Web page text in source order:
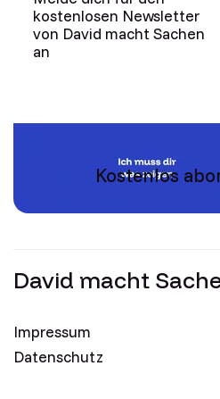
kostenlosen Newsletter
von David macht Sachen
an
Kostenlos
David macht
Impressum
Datenschutz